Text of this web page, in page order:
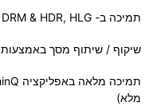
תמיכה ב- DRM & HDR, HLG
שיקוף / שיתוף מסך באמצעות Miracast, WiDi, DLNA, Airplay
מלא)